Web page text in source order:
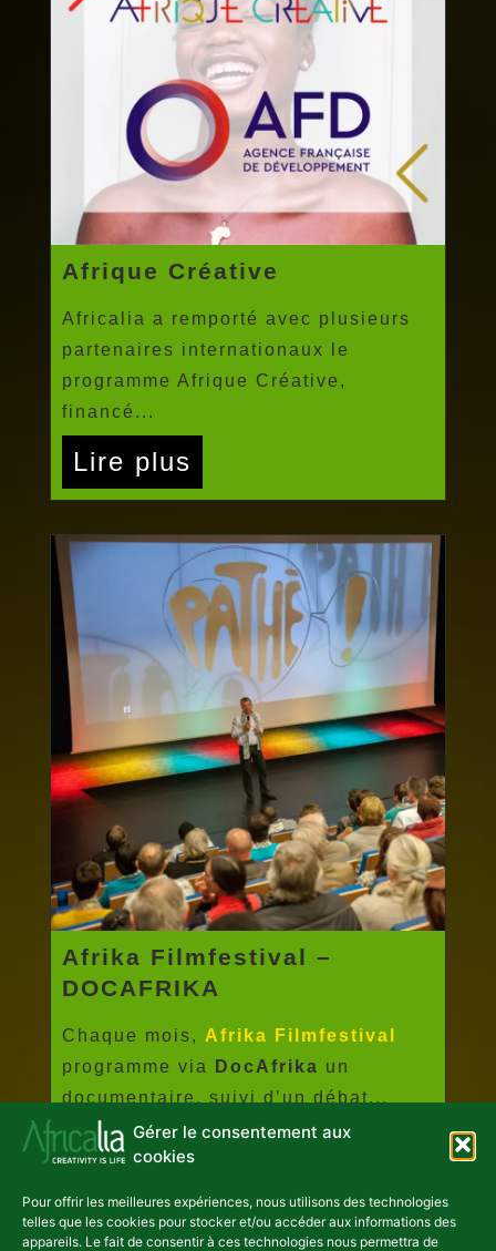
Gérer le consentement aux
cookies
Pour offrir les meilleures expériences, nous utilisons des technologies
telles que les cookies pour stocker et/ou accéder aux informations des
appareils. Le fait de consentir à ces technologies nous permettra de
Afrique Créative
Africalia a remporté avec plusieurs
partenaires internationaux le
programme Afrique Créative,
financé...
Lire plus
Afrika Filmfestival –
DOCAFRIKA
Chaque mois, Afrika Filmfestival
programme via
DocAfrika un
documentaire, suivi d’un débat...
Lire plus